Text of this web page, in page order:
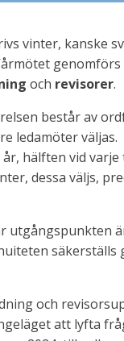
vinter, kanske
genomförs
och revisorer.
består av
ledamöter väljas.
hälften vid varje
dessa väljs,
utgångspunkten
säkerställs
och
att lyfta